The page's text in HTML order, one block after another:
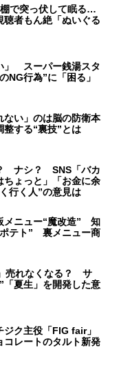
で突っ伏して眠る…
聴者もん絶「ぬいぐる
」 スーパー銭湯スタ
NG行為”に「困る」
ない」のは脳の防衛本
する“裏技”とは
ナシ？ SNS「バカ
ちょっと」「お金に余
行く人”の意見は
メニュー“魔改造” 知
テト” 裏メニュー商
売れなくなる？ サ
「夏生」を開発した意
ジク主役「FIG fair」
レートのタルト新発